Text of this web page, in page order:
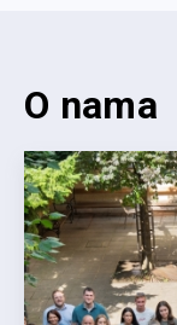
O nama